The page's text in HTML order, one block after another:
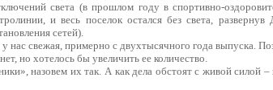
света (в прошлом году в спортивно-
и весь поселок остался без света,
сетей).
у нас свежая, примерно с двухтысячного года выпуска.
но хотелось бы увеличить ее количество.
назовем их так. А как дела обстоят с живой силой